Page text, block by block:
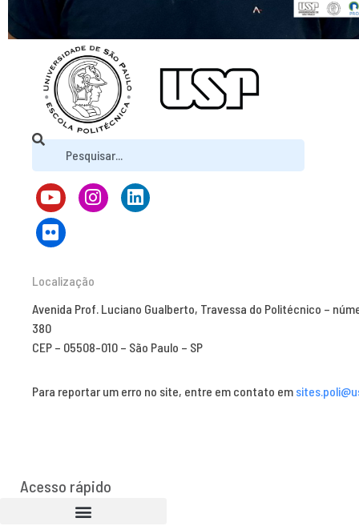
Localização
Avenida Prof. Luciano Gualberto, Travessa do Politécnico –
380
CEP – 05508-010 – São Paulo – SP
Para reportar um erro no site, entre em contato em
Acesso rápido